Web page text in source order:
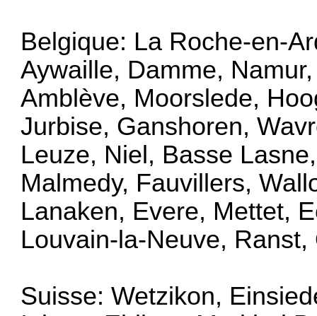
Belgique: La Roche-en-
Aywaille, Damme,
Amblève, Moorslede,
Jurbise, Ganshoren,
Leuze, Niel, Basse
Malmedy, Fauvillers,
Lanaken, Evere, Mettet,
Louvain-la-Neuve,
Suisse: Wetzikon,